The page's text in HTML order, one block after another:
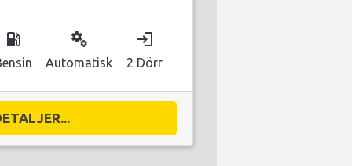
local_gas_station miscellaneous_services
Automatisk
login
2 Dörr